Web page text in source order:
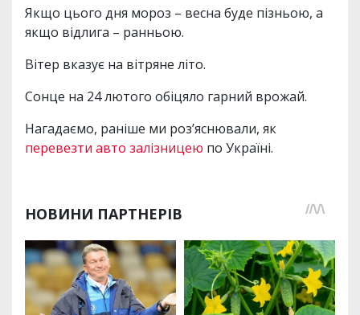
Якщо цього дня мороз – весна буде пізньою, а
якщо відлига – ранньою.
Вітер вказує на вітряне літо.
Сонце на 24 лютого обіцяло гарний врожай.
Нагадаємо, раніше ми роз’яснювали, як
перевезти авто залізницею по Україні.